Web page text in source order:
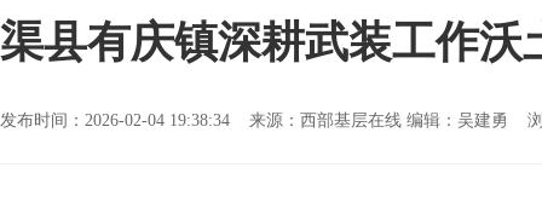
渠县有庆镇深耕武装工作沃
发布时间：2026-02-04 19:38:34 来源：西部基层在线 编辑：吴建勇